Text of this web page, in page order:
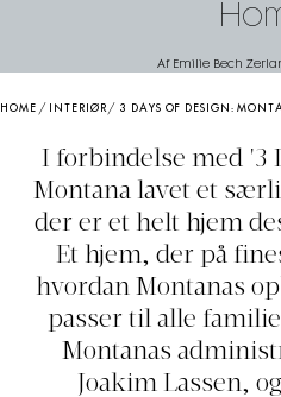
Af Emilie Bech
HOME / INTERIØR / 3 DAYS OF DESIGN: MONTANA
I forbindelse med '3
Montana lavet et
der er et helt hjem
Et hjem, der på
hvordan Montanas
passer til alle
Montanas
Joakim Lassen,